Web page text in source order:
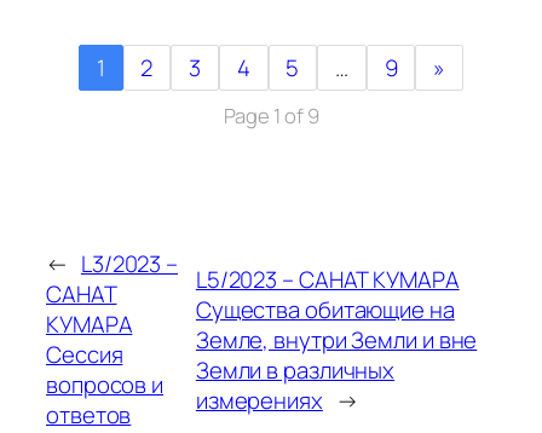
1 2 3 4 5 … 9 »
Page 1 of 9
← L3/2023 –
САНАТ
КУМАРА
Сессия
вопросов и
ответов
L5/2023 – САНАТ КУМАРА
Существа обитающие на
Земле, внутри Земли и вне
Земли в различных
измерениях →